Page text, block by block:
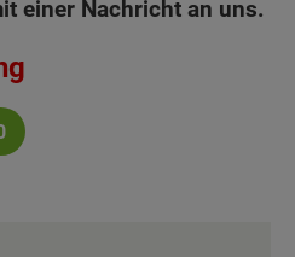
einer Nachricht an uns.